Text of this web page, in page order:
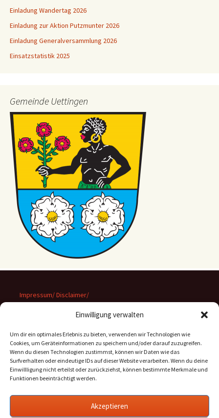
Einwilligung verwalten
Um dir ein optimales Erlebnis zu bieten, verwenden wir Technologien wie
Cookies, um Geräteinformationen zu speichern und/oder darauf zuzugreifen.
Wenn du diesen Technologien zustimmst, können wir Daten wie das
Surfverhalten oder eindeutige IDs auf dieser Website verarbeiten. Wenn du deine
Einwillligung nicht erteilst oder zurückziehst, können bestimmte Merkmale und
Funktionen beeinträchtigt werden.
Akzeptieren
Einladung Wandertag 2026
Einladung zur Aktion Putzmunter 2026
Einladung Generalversammlung 2026
Einsatzstatistik 2025
Gemeinde Uettingen
Impressum/ Disclaimer/
Datenschutz
Suchen
nach: